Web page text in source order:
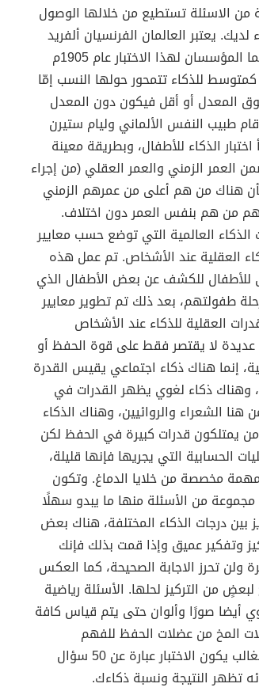
من الاسئلة تستطيع من خلالها الوصول
لديك. يعتبر العالمان الفرنسيان ألفريد
بينيه وتيودور سيمون هما المؤسسان لهذا الاختبار عام 1905م
حيث وضعوا الدرجة 100 كمتوسط للذكاء تتمحور حولها النسب إمّا
المعدل أو أقل فيكون دون المعدل
قام طبيب النفس الألماني وليام ستيرن
اختبار الذكاء للأطفال، وبطريقة معينة
العمر الزمني والعمر العقلي (من إجراء
بأن هناك من هم أعلى من عمرهم الزمني
من هم بنفس العمر دون اختلاف.
الذكاء العالمية التي توضع حسب معايير
العقلية عند الأشخاص. تم عمل هذه
للأطفال للكشف عن بعض الأطفال الذي
طفولتهم، بعد ذلك تم تطوير معايير
العقلية للذكاء عند الأشخاص
عديدة لا يقتصر فقط على قوة الحفظ أو
إنما هناك ذكاء اجتماعي يقيس القدرة
وهناك ذكاء لغوي يظهر القدرات في
الشعراء والروائيين، وهناك الذكاء
يمتلكون قدرات كبيرة في الحفظ لكن
الحسابية التي يجريها فإنها قليلة،
مخصصة من خلايا الدماغ. وتكون
مجموعة من الأسئلة منها ما يبدو سهلًا
درجات الذكاء المختلفة، هناك بعض
وتفكير عميق وإذا قمت بذلك فإنك
تحرز الاجابة الصحيحة، كما العكس
من التركيز لحلها. الأسئلة رياضية
أيضا صورًا وألوان حتى يتم قياس كافة
المخ من عضلات الحفظ للفهم
للملاحظة وغيرها. في الغالب يكون الاختبار عبارة عن 50 سؤال